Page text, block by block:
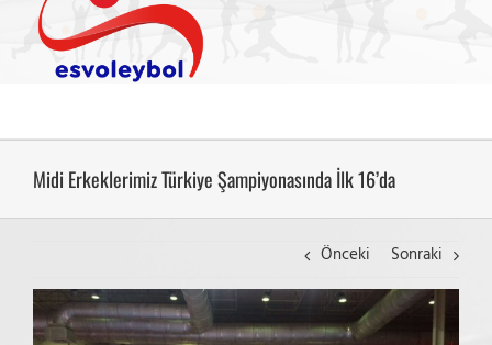
Midi Erkeklerimiz Türkiye Şampiyonasında İlk 16’da
Önceki
Sonraki
View
Larger